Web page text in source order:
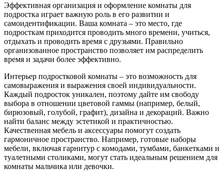
Эффективная организация и оформление комнаты для
подростка играет важную роль в его развитии и
самоидентификации. Ваша комната – это место, где
подросткам приходится проводить много времени, учиться,
отдыхать и проводить время с друзьями. Правильно
организованное пространство позволяет им распределить
время и задачи более эффективно.
Интерьер подростковой комнаты – это возможность для
самовыражения и выражения своей индивидуальности.
Каждый подросток уникален, поэтому дайте им свободу
выбора в отношении цветовой гаммы (например, белый,
бирюзовый, голубой, графит), дизайна и декораций. Важно
найти баланс между эстетикой и практичностью.
Качественная мебель и аксессуары помогут создать
гармоничное пространство. Например, готовые наборы
мебели, включая гарнитур с комодами, тумбами, банкетками и
туалетными столиками, могут стать идеальным решением для
комнаты мальчика или девочки.